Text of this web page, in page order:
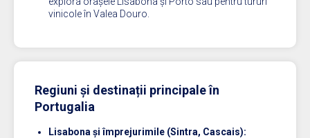
vinicole în Valea Douro.
Regiuni și destinații principale în
Portugalia
Lisabona și împrejurimile (Sintra, Cascais):